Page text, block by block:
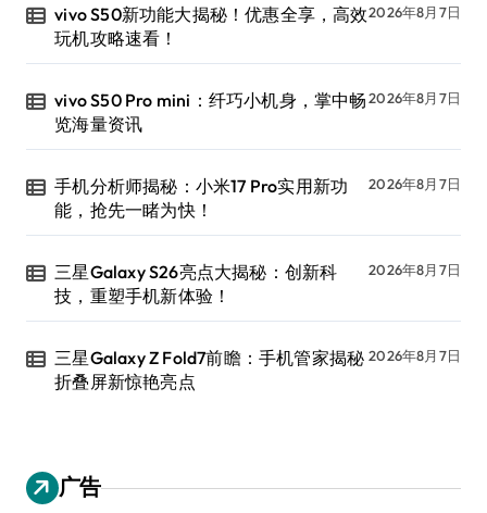
vivo S50新功能大揭秘！优惠全享，高效
玩机攻略速看！
2026年8月7日
vivo S50 Pro mini：纤巧小机身，掌中畅
览海量资讯
2026年8月7日
手机分析师揭秘：小米17 Pro实用新功
能，抢先一睹为快！
2026年8月7日
三星Galaxy S26亮点大揭秘：创新科
技，重塑手机新体验！
2026年8月7日
三星Galaxy Z Fold7前瞻：手机管家揭秘
折叠屏新惊艳亮点
2026年8月7日
广告